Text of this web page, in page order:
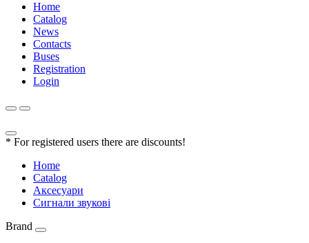
Home
Catalog
News
Contacts
Buses
Registration
Login
* For registered users there are discounts!
Home
Catalog
Аксесуари
Сигнали звукові
Brand